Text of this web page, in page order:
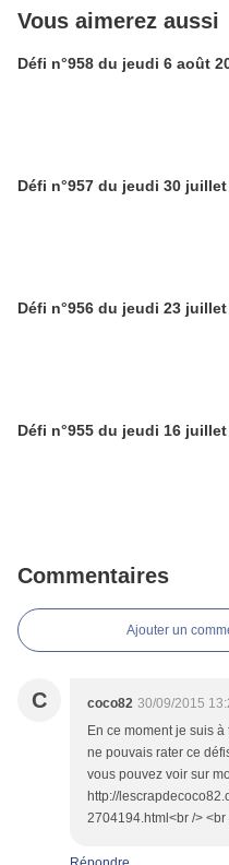
Vous aimerez aussi
Défi n°958 du jeudi 6 août
Défi n°957 du jeudi 30 juillet
Défi n°956 du jeudi 23 juillet
Défi n°955 du jeudi 16 juillet
Commentaires
Ajouter un
C coco82 30/09/2015
En ce moment je suis
ne pouvais rater ce
vous pouvez voir sur
http://
2704194.html<br />